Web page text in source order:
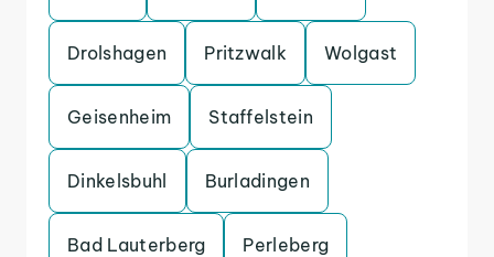
Drolshagen Pritzwalk Wolgast
Geisenheim Staffelstein
Dinkelsbuhl Burladingen
Bad Lauterberg Perleberg